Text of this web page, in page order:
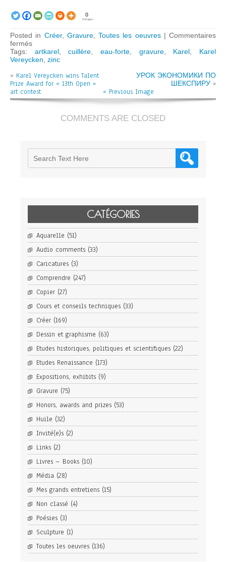
0
Partages
Posted in Créer, Gravure, Toutes les oeuvres| Commentaires
ferméssur
Le
Dos
la
Cuillère
Tags: artkarel,cuillère ,eau-forte gravure, Karel
Karel
Vereycken zinc
« Karel Vereycken wins Talent
Prize Award for « 13th Open »
art contest
УРОК ЭКОНОМИКИ ПО
ШЕКСПИРУ »
« Previous Image
COMMENTS ARE CLOSED
CATÉGORIES
Aquarelle (51)
Audio comments (33)
Caricatures (3)
Comprendre (247)
Copier (27)
Cours et conseils techniques (33)
Créer (169)
Dessin et graphisme (63)
Etudes historiques, politiques et scientifiques (22)
Etudes Renaissance (173)
Expositions, exhibits (9)
Gravure (75)
Honors, awards and prizes (53)
Huile (32)
Invité(e)s (2)
Links (2)
Livres – Books (10)
Média (28)
Mes grands entretiens (15)
Non classé (4)
Poésies (3)
Sculpture (1)
Toutes les oeuvres (136)